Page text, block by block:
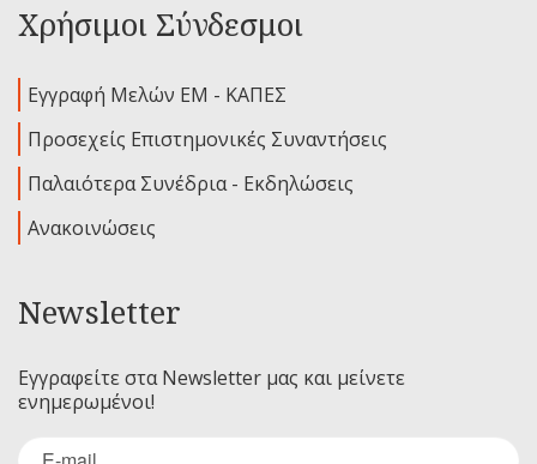
Χρήσιμοι Σύνδεσμοι
Εγγραφή Μελών ΕΜ - ΚΑΠΕΣ
Προσεχείς Επιστημονικές Συναντήσεις
Παλαιότερα Συνέδρια - Εκδηλώσεις
Ανακοινώσεις
Newsletter
Εγγραφείτε στα Newsletter μας και μείνετε
ενημερωμένοι!